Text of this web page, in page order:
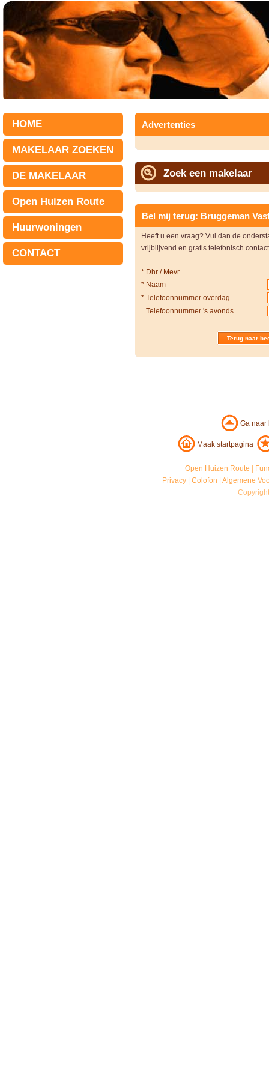
HOME
MAKELAAR ZOEKEN
DE MAKELAAR
Open Huizen Route
Huurwoningen
CONTACT
Advertenties
Zoek een makelaar
Bel mij terug: Bruggeman
Heeft u een vraag? Vul dan de
vrijblijvend en gratis telefonisch
* Dhr / Mevr.
* Naam
* Telefoonnummer overdag
Telefoonnummer 's avonds
Terug naar
Ga
Maak startpagina
Open Huizen Route
Privacy |Colofon |Algemene